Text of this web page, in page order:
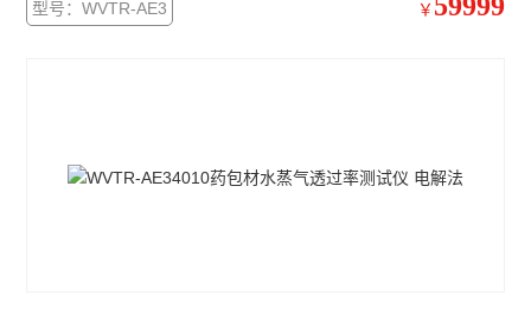
型号：WVTR-AE3 ￥